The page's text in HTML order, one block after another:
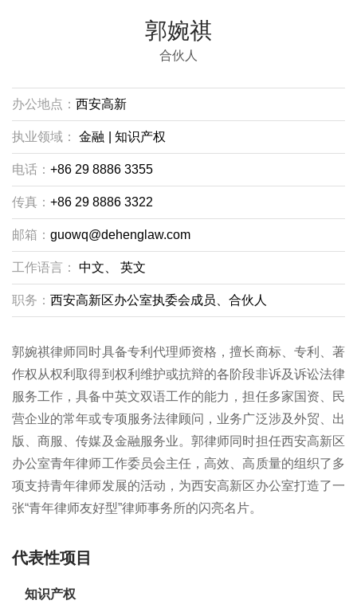
郭婉祺
合伙人
办公地点： 西安高新
执业领域： 金融 知识产权
电话： +86 29 8886 3355
传真： +86 29 8886 3322
邮箱： guowq@dehenglaw.com
工作语言： 中文、 英文
职务： 西安高新区办公室执委会成员、合伙人
郭婉祺律师同时具备专利代理师资格，擅长商标、专利、著
作权从权利取得到权利维护或抗辩的各阶段非诉及诉讼法律
服务工作，具备中英文双语工作的能力，担任多家国资、民
营企业的常年或专项服务法律顾问，业务广泛涉及外贸、出
版、商服、传媒及金融服务业。郭律师同时担任西安高新区
办公室青年律师工作委员会主任，高效、高质量的组织了多
项支持青年律师发展的活动，为西安高新区办公室打造了一
张“青年律师友好型”律师事务所的闪亮名片。
代表性项目
知识产权